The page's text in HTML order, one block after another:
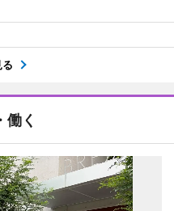
る
働く